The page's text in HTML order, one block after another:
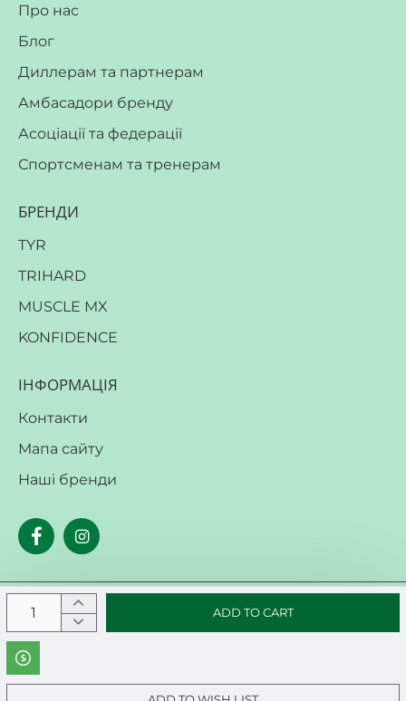
ADD TO CART
Про нас
Блог
Диллерам та партнерам
Амбасадори бренду
Асоціації та федерації
Спортсменам та тренерам
БРЕНДИ
TYR
TRIHARD
MUSCLE MX
KONFIDENCE
ІНФОРМАЦІЯ
Контакти
Мапа сайту
Наші бренди
Copyright © 2019, Your Store, All Rights Reserved